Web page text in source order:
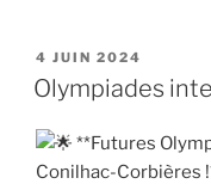
PUBLIÉ
LE
4 JUIN 2024
Olympiades
**Futures
Conilhac-Corbières